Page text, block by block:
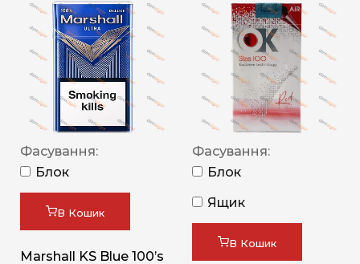
Фасування:
Блок
В Кошик
Marshall KS Blue 100’s
Фасування:
Блок
Ящик
В Кошик